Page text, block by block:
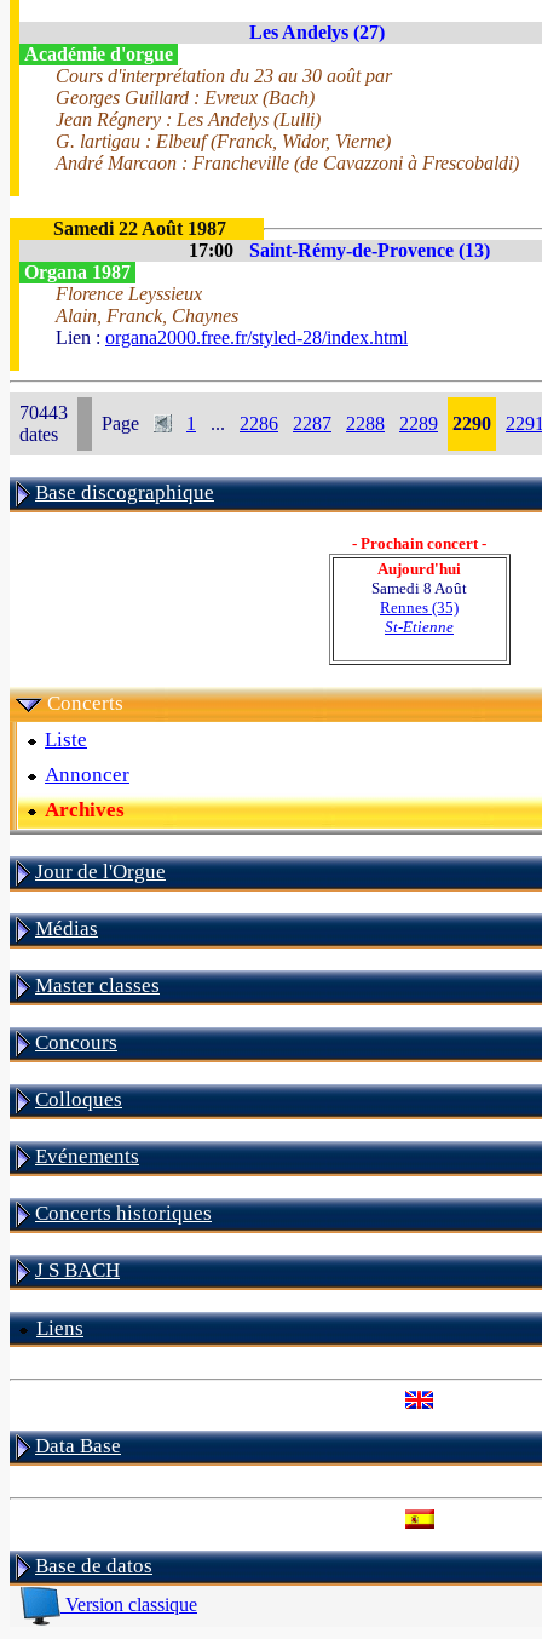
Les Andelys (27)
Académie d'orgue
Cours d'interprétation du 23 au 30 août par
Georges Guillard : Evreux (Bach)
Jean Régnery : Les Andelys (Lulli)
G. lartigau : Elbeuf (Franck, Widor, Vierne)
André Marcaon : Francheville (de Cavazzoni à Frescobaldi)
Samedi 22 Août 1987
17:00
Saint-Rémy-de-Provence (13)
Organa 1987
Florence Leyssieux
Alain, Franck, Chaynes
Lien : organa2000.free.fr/styled-28/index.html
70443
dates
Page 1 ... 2286 2287 2288 2289 2290
Base discographique
- Prochain concert -
Aujourd'hui
Samedi 8 Août
Rennes (35)
St-Etienne
Concerts
Liste
Annoncer
Archives
Jour de l'Orgue
Médias
Master classes
Concours
Colloques
Evénements
Concerts historiques
J S BACH
Liens
Data Base
Base de datos
Version classique